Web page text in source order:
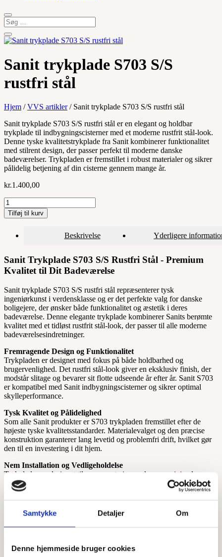
Samtykke Detaljer Om
Denne hjemmeside bruger cookies
Sanit trykplade S703 S/S
rustfri stål
Hjem /VVS artikler/ Sanit trykplade S703 S/S rustfri stål
Sanit trykplade S703 S/S rustfri stål er en elegant og holdbar
trykplade til indbygningscisterner med et moderne rustfrit stål-look.
Denne tyske kvalitetstrykplade fra Sanit kombinerer funktionalitet
med stilrent design, der passer perfekt til moderne danske
badeværelser. Trykpladen er fremstillet i robust materialer og sikrer
pålidelig betjening af din cisterne gennem mange år.
kr.1.400,00
Sanit
trykplade
S703
rustfri
antal
Tilføj til kurv
Beskrivelse Yderligere
Sanit Trykplade S703 S/S Rustfri Stål - Premium
Kvalitet til Dit Badeværelse
Sanit trykplade S703 S/S rustfri stål repræsenterer tysk
ingeniørkunst i verdensklasse og er det perfekte valg for danske
boligejere, der ønsker både funktionalitet og æstetik i deres
badeværelse. Denne elegante trykplade kombinerer Sanits berømte
kvalitet med et tidløst rustfrit stål-look, der passer til alle moderne
badeværelsesindretninger.
Fremragende Design og Funktionalitet
Trykpladen er designet med fokus på både holdbarhed og
brugervenlighed. Det rustfri stål-look giver en eksklusiv finish, der
modstår slitage og bevarer sit flotte udseende år efter år. Sanit S703
er kompatibel med Sanit indbygningscisterner og sikrer optimal
skylleperformance.
Tysk Kvalitet og Pålidelighed
Som alle Sanit produkter er S703 trykpladen fremstillet efter de
højeste tyske kvalitetsstandarder. Materialevalget og den præcise
konstruktion garanterer lang levetid og problemfri drift, hvilket gør
den til en investering i dit hjem.
Nem Installation og Vedligeholdelse
Trykpladen er designet til nem montering og kræver minimal
vedligeholdelse. Det glatte overflade er let at rengøre og bevarer sin
elegante finish med almindelig rengøring.
Hos VVSdeluxe får du denne premium Sanit trykplade med gratis
fragt til hele Danmark. Som e-mærket webshop med 5 stjerner på
Trustpilot sikrer vi hurtig levering og professionel kundeservice.
badeværelse med tysk kvalitet.